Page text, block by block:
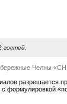
гостей.
Челны
разрешается
формулировкой